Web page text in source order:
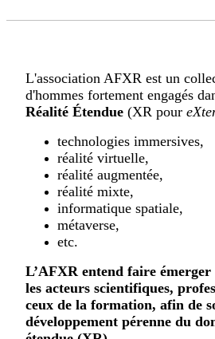
L'association AFXR est un
d'hommes fortement engagés
Réalité Étendue (XR pour
technologies immersives,
réalité virtuelle,
réalité augmentée,
réalité mixte,
informatique spatiale,
métaverse,
etc.
L’AFXR entend faire émerger
les acteurs scientifiques,
ceux de la formation, afin de
développement pérenne du